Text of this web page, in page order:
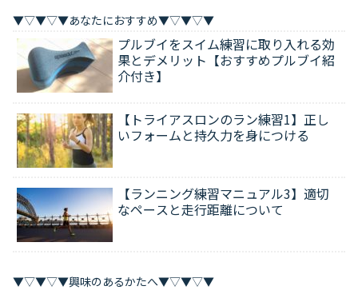
▼▽▼▽▼あなたにおすすめ▼▽▼▽▼
プルブイをスイム練習に取り入れる効
果とデメリット【おすすめプルブイ紹
介付き】
【トライアスロンのラン練習1】正し
いフォームと持久力を身につける
【ランニング練習マニュアル3】適切
なペースと走行距離について
▼▽▼▽▼興味のあるかたへ▼▽▼▽▼